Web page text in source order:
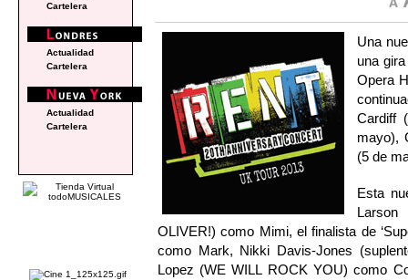
Una
una
Opera
Cardiff
mayo),
(5 de
Esta
OLIVER!) como Mimi, el finalista de
como Mark, Nikki Davis-Jones
Lopez (WE WILL ROCK YOU) como
Cartelera
Actualidad
Cartelera
Actualidad
Cartelera